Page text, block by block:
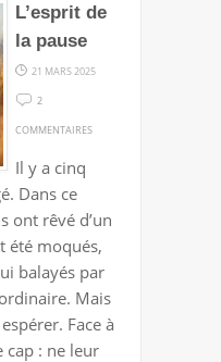
L’esprit de
la pause
21 MARS 2025
2
COMMENTAIRES
PAUSE
Il y a cinq
Dans ce
ont rêvé d’un
été moqués,
balayés par
Mais
Face à
cap : ne leur